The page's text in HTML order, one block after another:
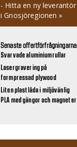
- Hitta en ny leverantör
i Gnosjöregionen »
Senaste offertförfrågningarna
Svarvade aluminiumrullar
Lasergravering på
formpressad plywood
Liten plastlåda i miljövänlig
PLA med gängor och magneter